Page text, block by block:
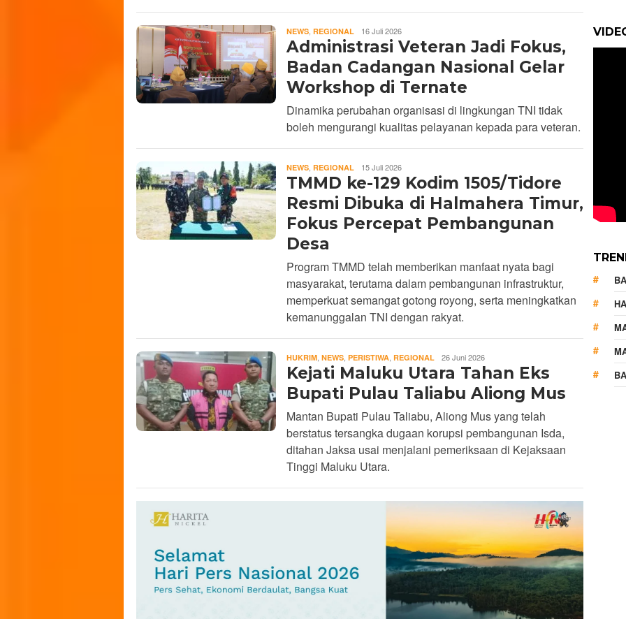
NEWS, REGIONALREDAKSI
16 Juli 2026
Administrasi Veteran Jadi Fokus,
Badan Cadangan Nasional Gelar
Workshop di Ternate
Dinamika perubahan organisasi di lingkungan TNI tidak
boleh mengurangi kualitas pelayanan kepada para veteran.
NEWS, REGIONALREDAKSI
15 Juli 2026
TMMD ke-129 Kodim 1505/Tidore
Resmi Dibuka di Halmahera Timur,
Fokus Percepat Pembangunan
Desa
Program TMMD telah memberikan manfaat nyata bagi
masyarakat, terutama dalam pembangunan infrastruktur,
memperkuat semangat gotong royong, serta meningkatkan
kemanunggalan TNI dengan rakyat.
HUKRIM, NEWS, PERISTIWA, REGIONALREDAKSI
26 Juni 2026
Kejati Maluku Utara Tahan Eks
Bupati Pulau Taliabu Aliong Mus
Mantan Bupati Pulau Taliabu, Aliong Mus yang telah
berstatus tersangka dugaan korupsi pembangunan Isda,
ditahan Jaksa usai menjalani pemeriksaan di Kejaksaan
Tinggi Maluku Utara.